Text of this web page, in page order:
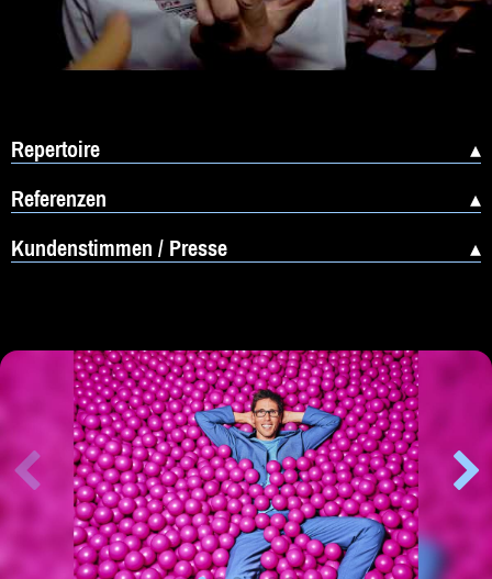
Repertoire
Referenzen
Kundenstimmen / Presse